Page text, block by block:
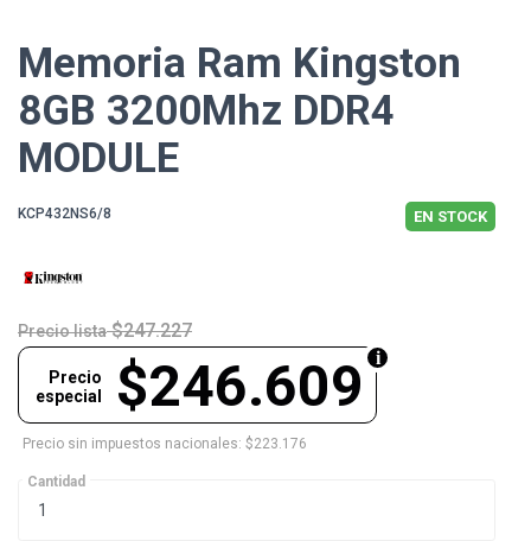
Memoria Ram Kingston
8GB 3200Mhz DDR4
MODULE
KCP432NS6/8 EN STOCK
Precio lista $247.227
$246.609
Precio
especial
Precio sin impuestos nacionales: $223.176
Cantidad